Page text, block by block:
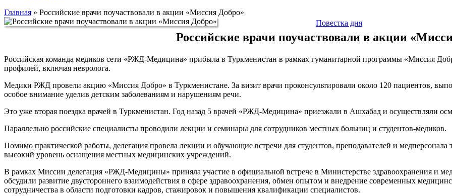
Главная » Российские врачи поучаствовали в акции «Миссия Добро»
Повестка дня
Российские врачи поучаствовали в акции
Российская команда медиков сети «РЖД-Медицина» прибыла в Туркменистан в рамках гуманитарной программы «Миссия
профилей, включая невролога.
Медики РЖД провели акцию «Миссия Добро» в Туркменистане. За визит врачи проконсультировали около 120 пациентов,
особое внимание уделив детским заболеваниям и нарушениям речи.
Это уже вторая поездка врачей в Туркменистан. Год назад 5 врачей «РЖД-Медицина» приезжали в Ашхабад и осуществляли
Параллельно российские специалисты проводили лекции и семинары для сотрудников местных больниц и студентов-медиков.
Помимо практической работы, делегация провела лекции и обучающие встречи для студентов, преподавателей и
высокий уровень оснащения местных медицинских учреждений.
В рамках Миссии делегация «РЖД-Медицины» приняла участие в официальной встрече в Министерстве здравоохранения и
обсудили развитие двустороннего взаимодействия в сфере здравоохранения, обмен опытом и внедрение современных
сотрудничества в области подготовки кадров, стажировок и повышения квалификации специалистов.